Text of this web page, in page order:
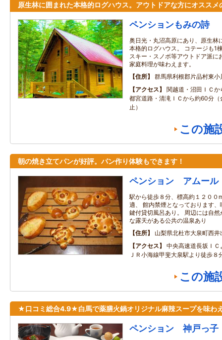
原生林に囲まれた本格的ログハウス。アウトドアな方にオススメ
ペンションもみの詩
奥日光・丸沼高原にあり、原生林
本格的ログハウス。 コテージも1
スキー・スノボ等アウトドア派に
家庭料理が味わえます。
住所
群馬県利根郡片品村東
アクセス
関越道・沼田ＩＣ
都宮道路・清滝ＩＣから約60分（
止）
この施
朝の焼き立てパンが好評。パン作り体験もできます！
ペンション アムール
駅から徒歩８分、標高約１２００
適、 館内禁煙となっております
鍵付貸切風呂あり。 周辺には自
な露天がある公共の温泉あり
住所
山梨県北杜市大泉町西
アクセス
中央高速道長坂Ｉ
ＪＲ小海線甲斐大泉駅より徒歩８
この施
★口コミ総合4.9★白馬で薬膳火鍋オリジナル麻辣スープを味わ
ペンション 神戸っ子